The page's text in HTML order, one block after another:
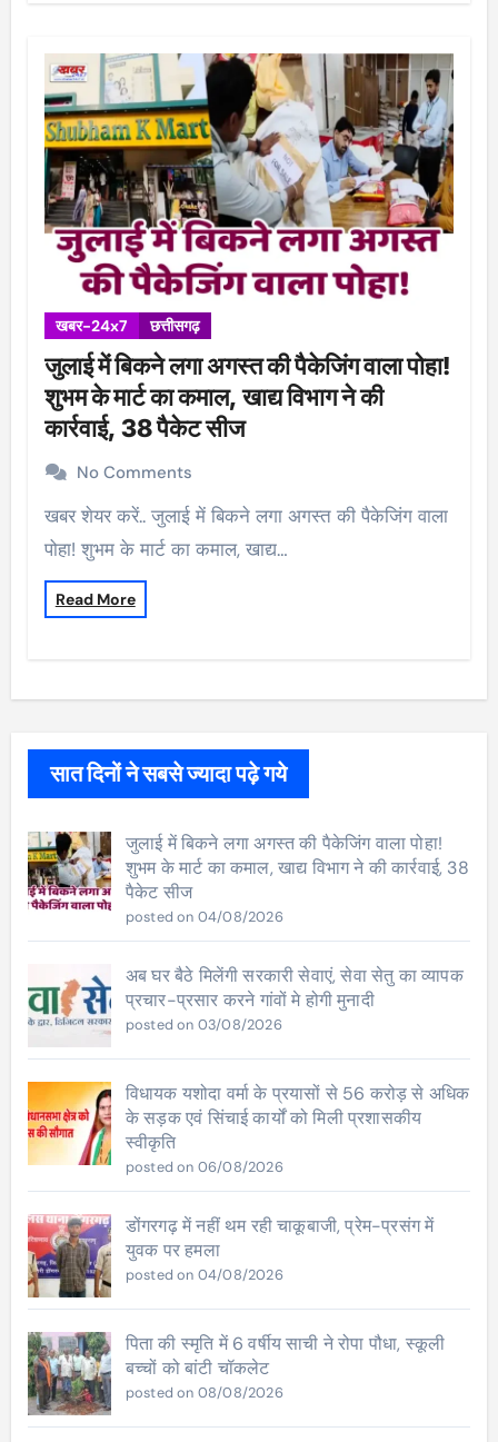
खबर-24x7 छत्तीसगढ़
जुलाई में बिकने लगा अगस्त की पैकेजिंग वाला पोहा!
शुभम के मार्ट का कमाल, खाद्य विभाग ने की
कार्रवाई, 38 पैकेट सीज
No Comments
खबर शेयर करें.. जुलाई में बिकने लगा अगस्त की पैकेजिंग वाला
पोहा! शुभम के मार्ट का कमाल, खाद्य…
Read More
सात दिनों ने सबसे ज्यादा पढ़े गये
जुलाई में बिकने लगा अगस्त की पैकेजिंग वाला पोहा!
शुभम के मार्ट का कमाल, खाद्य विभाग ने की कार्रवाई, 38
पैकेट सीज
posted on 04/08/2026
अब घर बैठे मिलेंगी सरकारी सेवाएं, सेवा सेतु का व्यापक
प्रचार-प्रसार करने गांवों मे होगी मुनादी
posted on 03/08/2026
विधायक यशोदा वर्मा के प्रयासों से 56 करोड़ से अधिक
के सड़क एवं सिंचाई कार्यों को मिली प्रशासकीय
स्वीकृति
posted on 06/08/2026
डोंगरगढ़ में नहीं थम रही चाकूबाजी, प्रेम-प्रसंग में
युवक पर हमला
posted on 04/08/2026
पिता की स्मृति में 6 वर्षीय साची ने रोपा पौधा, स्कूली
बच्चों को बांटी चॉकलेट
posted on 08/08/2026